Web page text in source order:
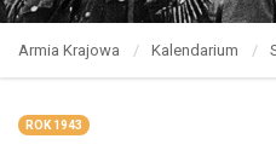
Armia Krajowa Kalendarium
ROK 1943